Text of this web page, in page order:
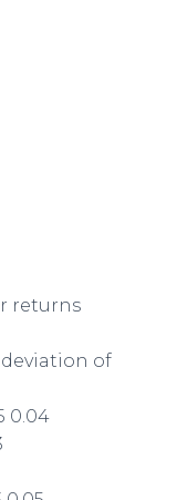
returns
of
0.04